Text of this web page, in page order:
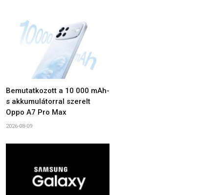
Bemutatkozott a 10 000 mAh-
s akkumulátorral szerelt
Oppo A7 Pro Max
2026-08-09